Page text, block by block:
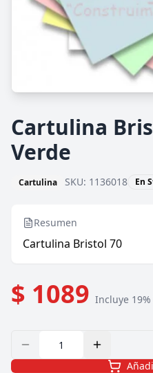
Cartulina
Verde
Cartulina SKU: 1136018 En
Resumen
Cartulina Bristol 70
$ 1089 Incluye 19%